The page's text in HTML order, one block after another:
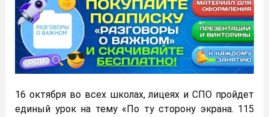
16 октября во всех школах, лицеях и СПО пройдет
единый урок на тему «По ту сторону экрана. 115